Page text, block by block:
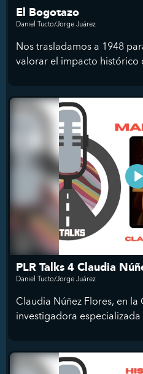
El Bogotazo
Daniel Tucto/Jorge Juárez
Nos trasladamos a 1948
valorar el impacto histórico
PLR Talks 4 Claudia
Daniel Tucto/Jorge Juárez
Claudia Núñez Flores, en
investigadora